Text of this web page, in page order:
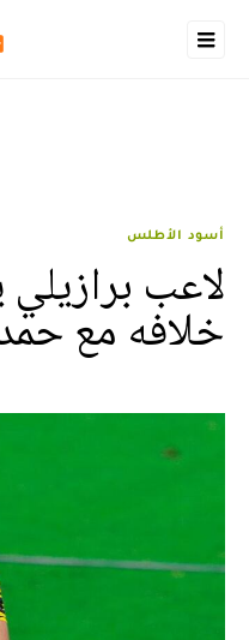
أسود الأطلس
لاعب
خلافه مع حمد